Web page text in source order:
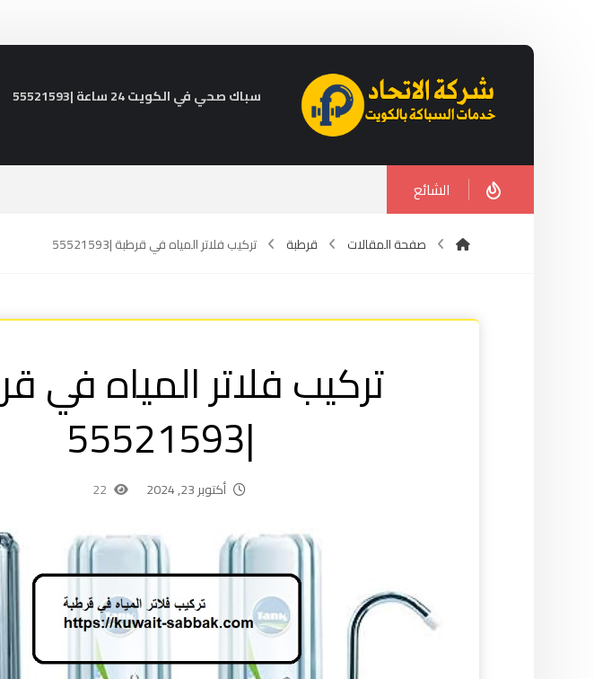
سباك صحي في الكويت 24 ساعة |55521593
الشائع
صفحة المقالات قرطبة تركيب فلاتر المياه في قرطبة |55521593
تركيب فلاتر المياه في
|55521593
أكتوبر 23, 2024 22